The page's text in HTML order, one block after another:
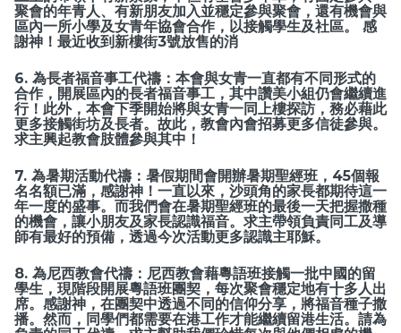
聚會的年青人、有新朋友加入並穩定參與聚會，還有機會與
區內一所小學及女青年協會合作，以接觸學生及社區。 感
謝神！最近收到新樓街3號放售的消
6. 為長者福音事工代禱：本會與女青一直都有不同形式的
合作，開展區內的長者福音事工，其中讚美小組仍會繼續進
行！此外，本會下季開始將與女青一同上樓探訪，務必藉此
更多接觸街坊及長者。故此，教會內會招募更多信徒參與。
求主興起教會肢體參與其中！
7. 為暑期活動代禱：暑假期間會開辦暑期聖經班，45個報
名名額已滿，感謝神！一直以來，沙頭角的家長都期待這一
年一度的盛事。而我們會在暑期聖經班的最後一天把握撒種
的機會，讓小朋友及家長認識福音。求主帶領負責同工及導
師有最好的預備，透過今次活動更多認識主耶穌。
8. 為尼西教會代禱：尼西教會藉粵語班接觸一批中國的留
學生，現階段開展粵語班團契，每次聚會穩定地有十多人出
席。感謝神，在團契中透過不同的信仰分享，將福音種子撒
播。然而，同學們都需要在港工作才能繼續留港生活。請為